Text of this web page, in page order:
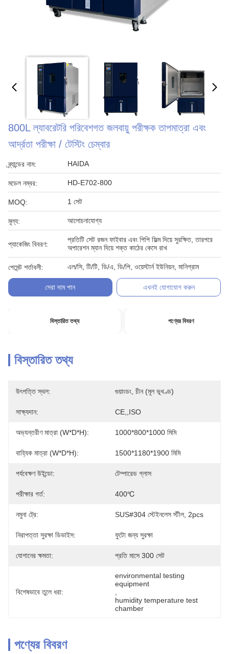
800L ল্যাবরেটরি পরিবেশগত জলবায়ু পরীক্ষক তাপমাত্রা এবং
আর্দ্রতা পরীক্ষা / টেস্টিং চেম্বার
ব্র্যান্ডের নাম: HAIDA
মডেল নম্বর: HD-E702-800
MOQ: 1 সেট
মূল্য: আলোচনাযোগ্য
প্যাকেজিং বিবরণ:
প্রতিটি সেট রজন ফাইবার এবং পিপি ফিল্ম দিয়ে সুরক্ষিত, তারপরে
অপারেশন ম্যান দিয়ে শক্ত কাঠের কেসে রাখ
পেমেন্ট শর্তাবলী: এল/সি, টি/টি, ডি/এ, ডি/পি, ওয়েস্টার্ন ইউনিয়ন, মানিগ্রাম
সেরা দাম পান এখনই যোগাযোগ করুন
বিস্তারিত তথ্য পণ্যের বিবরণ
বিস্তারিত তথ্য
উৎপত্তি স্থল: গুয়াংডং, চীন (মূল ভূখণ্ড)
সাক্ষ্যদান: CE,,ISO
অভ্যন্তরীণ মাত্রা (W*D*H): 1000*800*1000 মিমি
বাহ্যিক মাত্রা (W*D*H): 1500*1180*1900 মিমি
পর্যবেক্ষণ উইন্ডো: টেম্পারেড গ্লাস
পরীক্ষার গর্ত: 400℃
নমুনা ট্রে: SUS#304 স্টেইনলেস স্টীল, 2pcs
নিরাপত্তা সুরক্ষা ডিভাইস: ফুটো জন্য সুরক্ষা
যোগানের ক্ষমতা: প্রতি মাসে 300 সেট
বিশেষভাবে তুলে ধরা:
environmental testing
equipment
humidity temperature test
chamber
পণ্যের বিবরণ